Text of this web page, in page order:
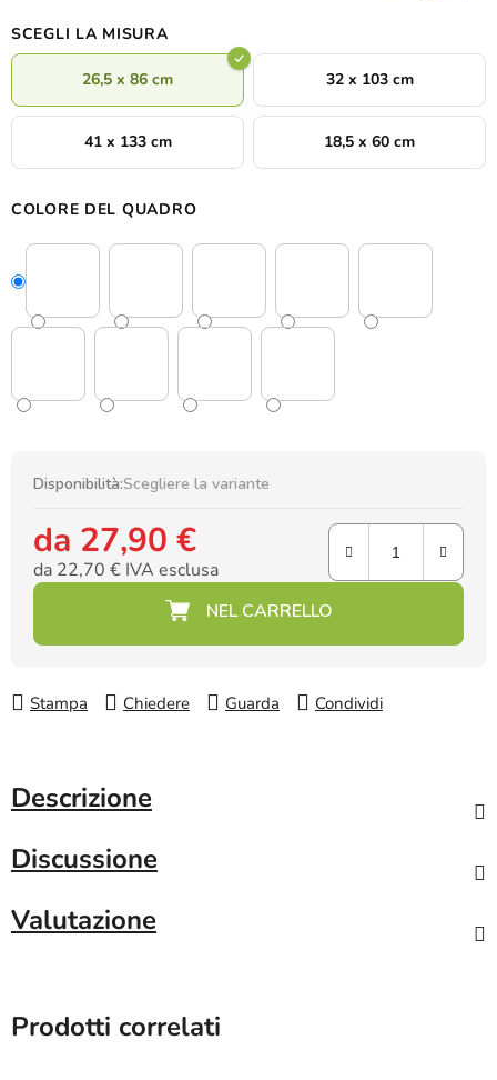
SCEGLI LA MISURA
26,5 x 86 cm 32 x 103 cm
41 x 133 cm 18,5 x 60 cm
COLORE DEL QUADRO
Disponibilità:Scegliere la variante
da 27,90 €
da 22,70 € IVA esclusa
Prezzo della misura:
Stampa Chiedere Guarda Condividi
Descrizione
Discussione
Valutazione
Prodotti correlati